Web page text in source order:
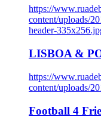
https://
content/uploads/
header-
LISBOA &
https://
content/uploads/
Football 4